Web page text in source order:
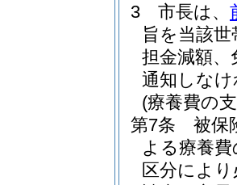
3
市長は、
旨を当該
担金減額、
通知しな
(療養費の
第7条
被保
よる療養
区分によ